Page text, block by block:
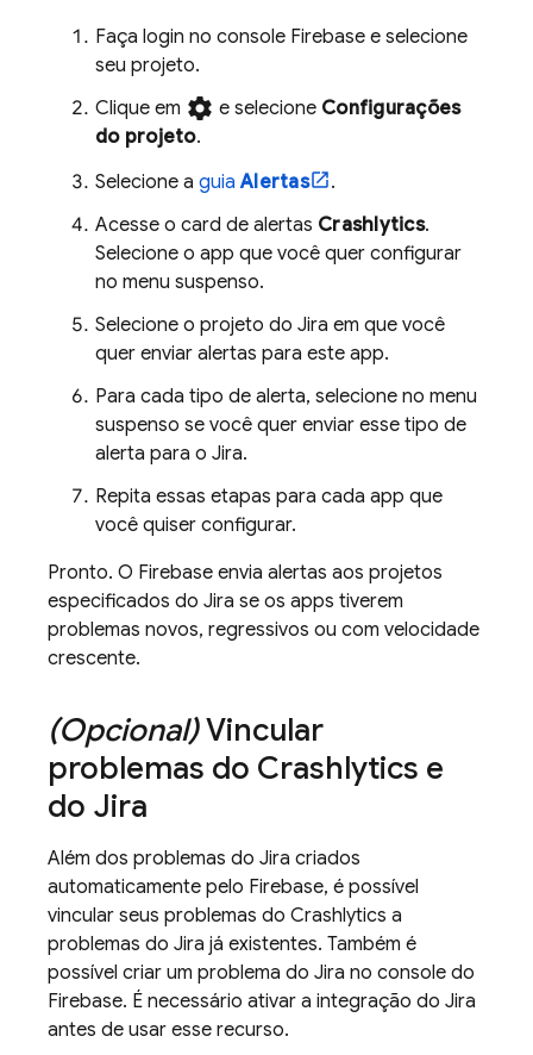
Faça login no console Firebase e selecione
seu projeto.
Clique em settings e selecione Configurações
do projeto.
Selecione a guiaAlertas
.
Acesse o card de alertas Crashlytics.
Selecione o app que você quer configurar
no menu suspenso.
Selecione o projeto do Jira em que você
quer enviar alertas para este app.
Para cada tipo de alerta, selecione no menu
suspenso se você quer enviar esse tipo de
alerta para o Jira.
Repita essas etapas para cada app que
você quiser configurar.
Pronto. O Firebase envia alertas aos projetos
especificados do Jira se os apps tiverem
problemas novos, regressivos ou com velocidade
crescente.
(Opcional)Vincular
problemas do Crashlytics e
do Jira
Além dos problemas do Jira criados
automaticamente pelo Firebase, é possível
vincular seus problemas do Crashlytics a
problemas do Jira já existentes. Também é
possível criar um problema do Jira no console do
Firebase. É necessário ativar a integração do Jira
antes de usar esse recurso.